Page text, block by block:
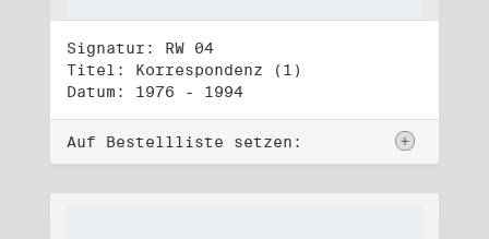
Signatur: RW 04
Titel: Korrespondenz (1)
Datum: 1976 - 1994
Auf Bestellliste setzen: